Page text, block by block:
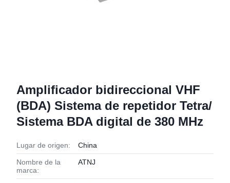
Amplificador bidireccional VHF
(BDA) Sistema de repetidor Tetra/
Sistema BDA digital de 380 MHz
Lugar de origen: China
Nombre de la
marca:
ATNJ